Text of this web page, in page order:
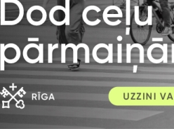
Pieteikumi un pievienotie
elektronisko parakstu,
IKSD elektroniskā pasta
Konsultācijas ir
pasts: